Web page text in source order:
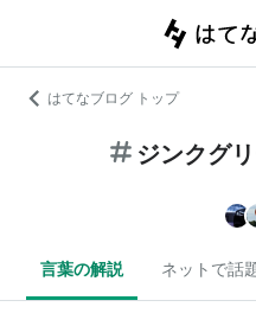
はてなブログ トップ
ジンクグ
言葉の解説 ネットで話